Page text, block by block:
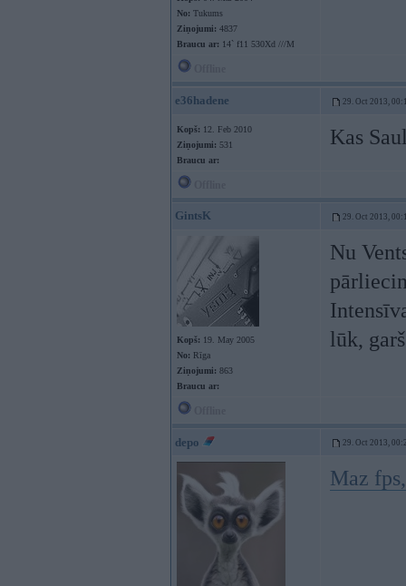
No: Tukums
Ziņojumi: 4837
Braucu ar: 14` f11 530Xd ///M
e36hadene 29. Oct 2013,
Kopš: 12. Feb 2010
Ziņojumi: 531
Braucu ar:
Kas
GintsK 29. Oct 2013,
Kopš: 19. May 2005
No: Rīga
Ziņojumi: 863
Braucu ar:
Nu
lūk,
depo 29. Oct 2013,
Maz